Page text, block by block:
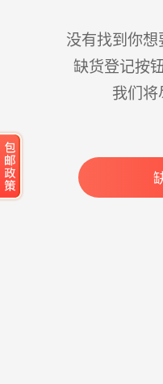
没有找到你
缺货登记按
我们